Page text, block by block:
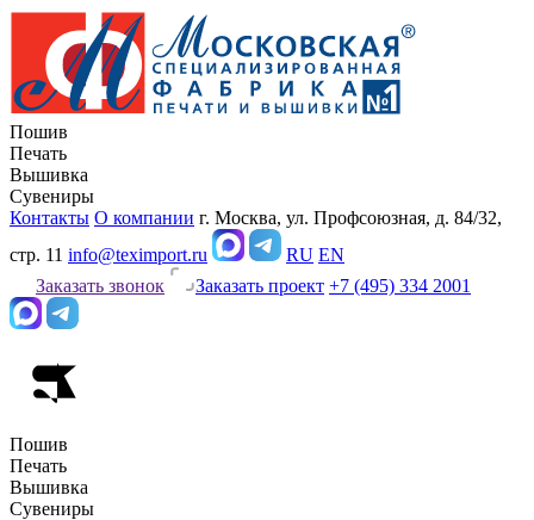
Пошив
Печать
Вышивка
Сувениры
Контакты О компании г. Москва, ул. Профсоюзная, д. 84/32,
стр. 11 info@teximport.ru RU EN
Заказать звонок
Заказать проект +7 (495) 334 2001
Пошив
Печать
Вышивка
Сувениры